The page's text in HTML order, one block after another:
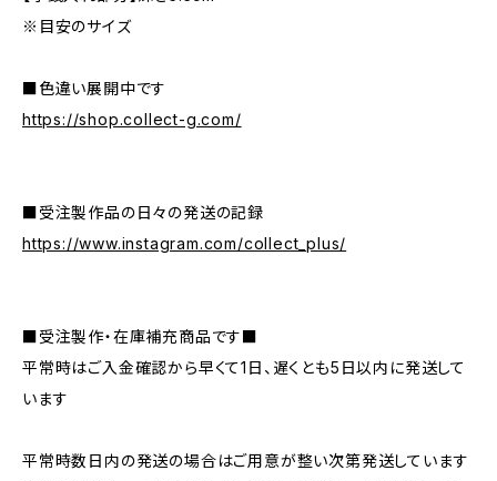
※目安のサイズ
■色違い展開中です
https://shop.collect-g.com/
■受注製作品の日々の発送の記録
https://www.instagram.com/collect_plus/
■受注製作・在庫補充商品です■
平常時はご入金確認から早くて1日、遅くとも5日以内に発送して
います
平常時数日内の発送の場合はご用意が整い次第発送しています